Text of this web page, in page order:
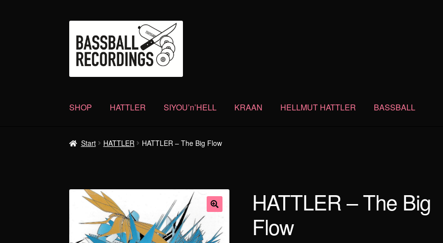
Navigation
springen
Inhalt
springen
SHOP HATTLER SIYOU’n’HELL KRAAN HELLMUT HATTLER BASSBALL
Start HATTLER HATTLER – The Big Flow
HATTLER – The Big
Flow